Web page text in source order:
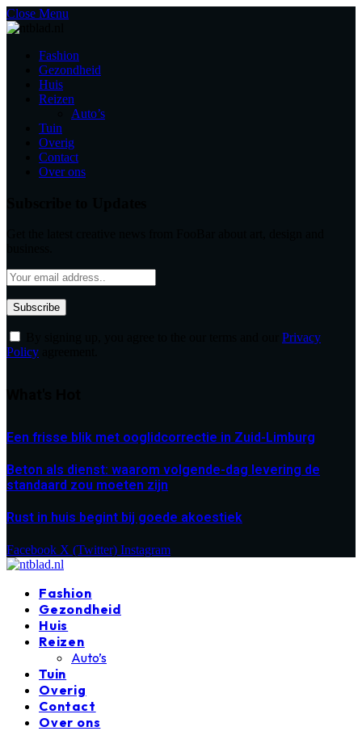
Close Menu
Fashion
Gezondheid
Huis
Reizen
Auto’s
Tuin
Overig
Contact
Over ons
Privacy
Policy
Een frisse blik met ooglidcorrectie in Zuid-Limburg
Beton als dienst: waarom volgende-dag levering de
standaard zou moeten zijn
Rust in huis begint bij goede akoestiek
Facebook X (Twitter) Instagram
Fashion
Gezondheid
Huis
Reizen
Auto’s
Tuin
Overig
Contact
Over ons